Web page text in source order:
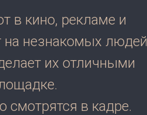
в кино, рекламе и
незнакомых людей
их отличными
смотрятся в кадре.